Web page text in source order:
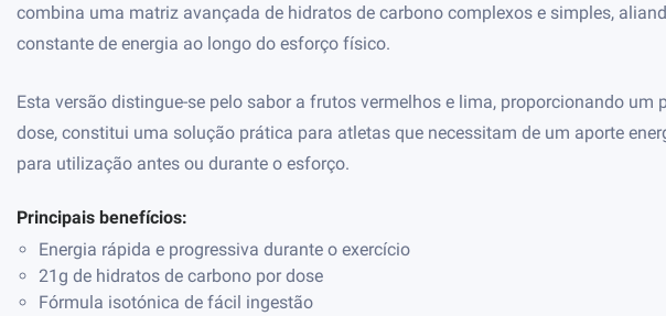
combina uma matriz avançada de hidratos de carbono complexos e simples,
constante de energia ao longo do esforço físico.
Esta versão distingue-se pelo sabor a frutos vermelhos e lima, proporcionando
dose, constitui uma solução prática para atletas que necessitam de um aporte
para utilização antes ou durante o esforço.
Principais benefícios:
Energia rápida e progressiva durante o exercício
21g de hidratos de carbono por dose
Fórmula isotónica de fácil ingestão